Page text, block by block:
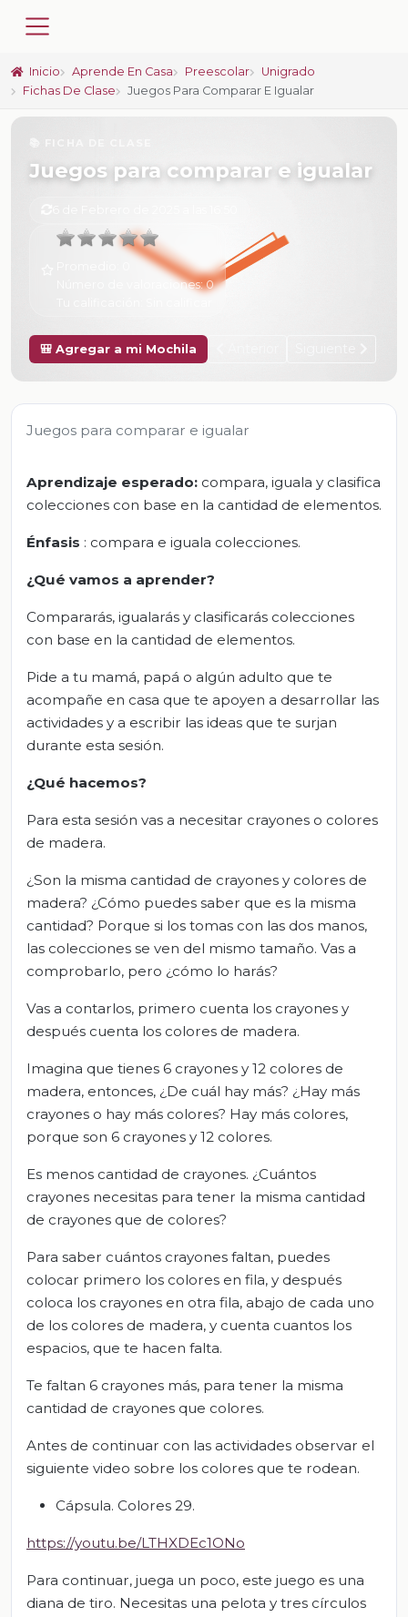
Inicio Aprende En Casa Preescolar
Unigrado
Fichas De Clase
Juegos Para Comparar E Igualar
Juegos para comparar e igualar
Número de valoraciones:0
🎒 Agregar a mi Mochila
Juegos para comparar e igualar
Aprendizaje esperado: compara, iguala y clasifica
colecciones con base en la cantidad de elementos.
Énfasis : compara e iguala colecciones.
¿Qué vamos a aprender?
Compararás, igualarás y clasificarás colecciones
con base en la cantidad de elementos.
Pide a tu mamá, papá o algún adulto que te
acompañe en casa que te apoyen a desarrollar las
actividades y a escribir las ideas que te surjan
durante esta sesión.
¿Qué hacemos?
Para esta sesión vas a necesitar crayones o colores
de madera.
¿Son la misma cantidad de crayones y colores de
madera? ¿Cómo puedes saber que es la misma
cantidad? Porque si los tomas con las dos manos,
las colecciones se ven del mismo tamaño. Vas a
comprobarlo, pero ¿cómo lo harás?
Vas a contarlos, primero cuenta los crayones y
después cuenta los colores de madera.
Imagina que tienes 6 crayones y 12 colores de
madera, entonces, ¿De cuál hay más? ¿Hay más
crayones o hay más colores? Hay más colores,
porque son 6 crayones y 12 colores.
Es menos cantidad de crayones. ¿Cuántos
crayones necesitas para tener la misma cantidad
de crayones que de colores?
Para saber cuántos crayones faltan, puedes
colocar primero los colores en fila, y después
coloca los crayones en otra fila, abajo de cada uno
de los colores de madera, y cuenta cuantos los
espacios, que te hacen falta.
Te faltan 6 crayones más, para tener la misma
cantidad de crayones que colores.
Antes de continuar con las actividades observar el
siguiente video sobre los colores que te rodean.
Cápsula. Colores 29.
https://youtu.be/LTHXDEc1ONo
Para continuar, juega un poco, este juego es una
diana de tiro. Necesitas una pelota y tres círculos